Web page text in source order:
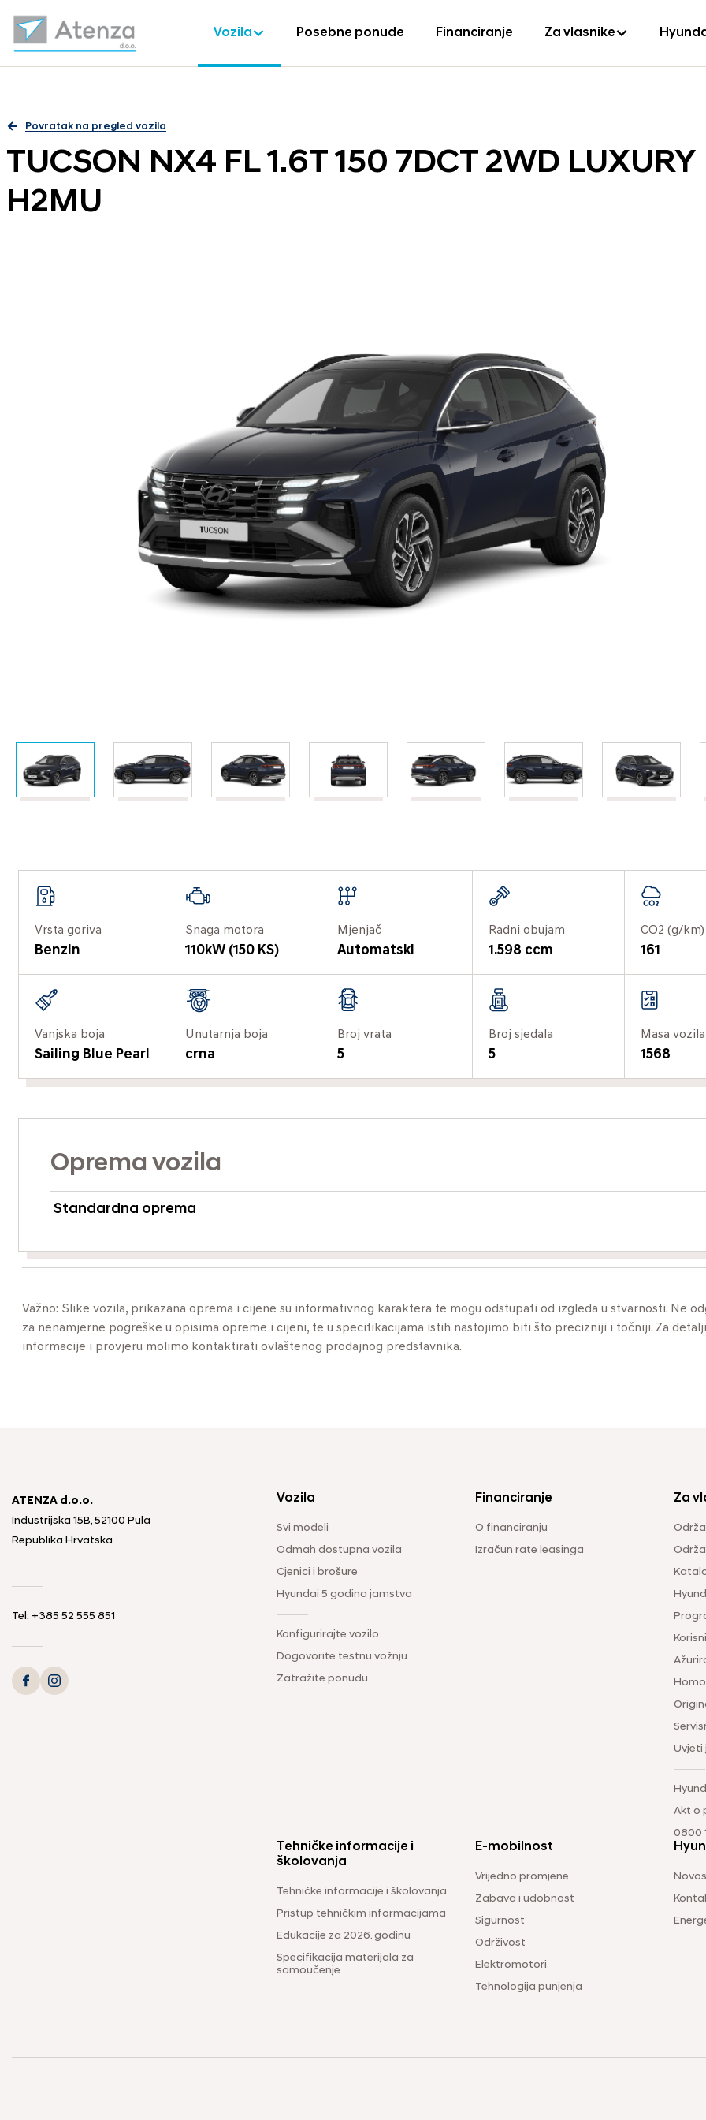
Vozila Posebne ponude Financiranje Za vlasnike
Povratak na pregled vozila
TUCSON NX4 FL 1.6T 150 7DCT 2WD LUXURY
H2MU
Vrsta goriva
Benzin
Snaga motora
110kW (150 KS)
Mjenjač
Automatski
Radni obujam
1.598 ccm
CO2 (g/km)
161
Vanjska boja
Sailing Blue Pearl
Unutarnja boja
crna
Broj vrata
5
Broj sjedala
5
Masa
1568
Oprema vozila
Standardna oprema
Važno: Slike vozila, prikazana oprema i cijene su informativnog karaktera te mogu odstupati od izgleda u stvarnosti. Ne
za nenamjerne pogreške u opisima opreme i cijeni, te u specifikacijama istih nastojimo biti što precizniji i točniji. Za
informacije i provjeru molimo kontaktirati ovlaštenog prodajnog predstavnika.
ATENZA d.o.o.
Industrijska 15B, 52100 Pula
Republika Hrvatska
Tel: +385 52 555 851
Vozila
Svi modeli
Odmah dostupna vozila
Cjenici i brošure
Hyundai 5 godina jamstva
Konfigurirajte vozilo
Dogovorite testnu vožnju
Zatražite ponudu
Financiranje
O financiranju
Izračun rate leasinga
Za
Uvjeti
Akt o
0800
Tehničke informacije i
školovanja
Tehničke informacije i školovanja
Pristup tehničkim informacijama
Edukacije za 2026. godinu
Specifikacija materijala za
samoučenje
E-mobilnost
Vrijedno promjene
Zabava i udobnost
Sigurnost
Održivost
Elektromotori
Tehnologija punjenja